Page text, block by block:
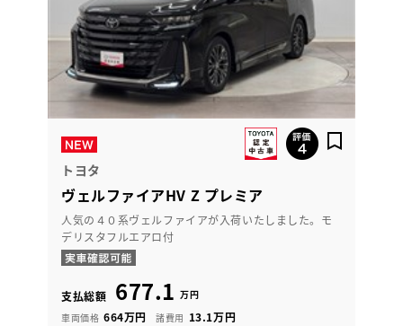
トヨタ
ヴェルファイアHV Z プレミア
人気の４０系ヴェルファイアが入荷いたしました。モ
デリスタフルエアロ付
支払総額 677.1 万円
車両価格 664万円 諸費用 13.1万円